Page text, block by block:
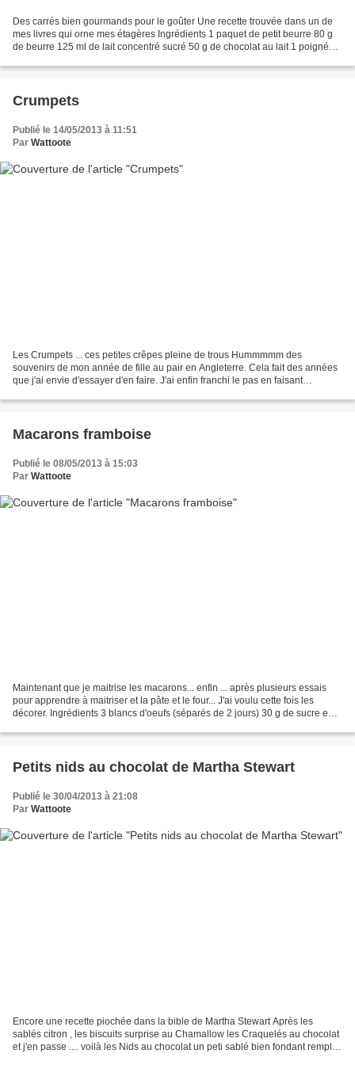
Des carrés bien gourmands pour le goûter Une recette trouvée dans un de
mes livres qui orne mes étagères Ingrédients 1 paquet de petit beurre 80 g
de beurre 125 ml de lait concentré sucré 50 g de chocolat au lait 1 poignée
Crumpets
Publié le 14/05/2013 à 11:51
Par Wattoote
Les Crumpets ... ces petites crêpes pleine de trous Hummmmm des
souvenirs de mon année de fille au pair en Angleterre. Cela fait des années
que j'ai envie d'essayer d'en faire. J'ai enfin franchi le pas en faisant
Macarons framboise
Publié le 08/05/2013 à 15:03
Par Wattoote
Maintenant que je maitrise les macarons... enfin ... après plusieurs essais
pour apprendre à maitriser et la pâte et le four... J'ai voulu cette fois les
décorer. Ingrédients 3 blancs d'oeufs (séparés de 2 jours) 30 g de sucre en
Petits nids au chocolat de Martha Stewart
Publié le 30/04/2013 à 21:08
Par Wattoote
Encore une recette piochée dans la bible de Martha Stewart Après les
sablés citron , les biscuits surprise au Chamallow les Craquelés au chocolat
et j'en passe .... voilà les Nids au chocolat un peti sablé bien fondant rempli